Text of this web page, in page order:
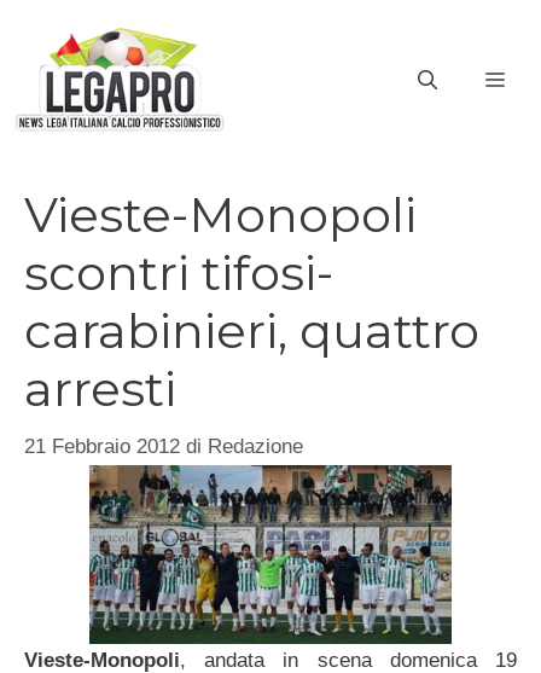
contenuto
Vieste-Monopoli
scontri tifosi-
carabinieri, quattro
arresti
21 Febbraio 2012 di Redazione
Vieste-Monopoli, andata in scena domenica 19